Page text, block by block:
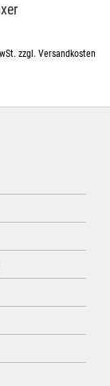
zzgl. Versandkosten